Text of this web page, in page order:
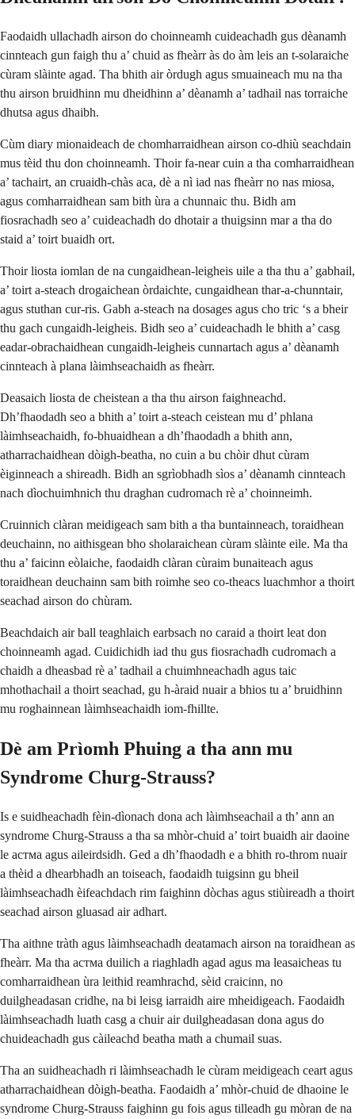
Faodaidh ullachadh airson do choinneamh cuideachadh gus dèanamh
cinnteach gun faigh thu a’ chuid as fheàrr às do àm leis an t-solaraiche
cùram slàinte agad. Tha bhith air òrdugh agus smuaineach mu na tha
thu airson bruidhinn mu dheidhinn a’ dèanamh a’ tadhail nas torraiche
dhutsa agus dhaibh.
Cùm diary mionaideach de chomharraidhean airson co-dhiù seachdain
mus tèid thu don choinneamh. Thoir fa-near cuin a tha comharraidhean
a’ tachairt, an cruaidh-chàs aca, dè a nì iad nas fheàrr no nas miosa,
agus comharraidhean sam bith ùra a chunnaic thu. Bidh am
fiosrachadh seo a’ cuideachadh do dhotair a thuigsinn mar a tha do
staid a’ toirt buaidh ort.
Thoir liosta iomlan de na cungaidhean-leigheis uile a tha thu a’ gabhail,
a’ toirt a-steach drogaichean òrdaichte, cungaidhean thar-a-chunntair,
agus stuthan cur-ris. Gabh a-steach na dosages agus cho tric ‘s a bheir
thu gach cungaidh-leigheis. Bidh seo a’ cuideachadh le bhith a’ casg
eadar-obrachaidhean cungaidh-leigheis cunnartach agus a’ dèanamh
cinnteach à plana làimhseachaidh as fheàrr.
Deasaich liosta de cheistean a tha thu airson faighneachd.
Dh’fhaodadh seo a bhith a’ toirt a-steach ceistean mu d’ phlana
làimhseachaidh, fo-bhuaidhean a dh’fhaodadh a bhith ann,
atharrachaidhean dòigh-beatha, no cuin a bu chòir dhut cùram
èiginneach a shireadh. Bidh an sgrìobhadh sìos a’ dèanamh cinnteach
nach dìochuimhnich thu draghan cudromach rè a’ choinneimh.
Cruinnich clàran meidigeach sam bith a tha buntainneach, toraidhean
deuchainn, no aithisgean bho sholaraichean cùram slàinte eile. Ma tha
thu a’ faicinn eòlaiche, faodaidh clàran cùraim bunaiteach agus
toraidhean deuchainn sam bith roimhe seo co-theacs luachmhor a thoirt
seachad airson do chùram.
Beachdaich air ball teaghlaich earbsach no caraid a thoirt leat don
choinneamh agad. Cuidichidh iad thu gus fiosrachadh cudromach a
chaidh a dheasbad rè a’ tadhail a chuimhneachadh agus taic
mhothachail a thoirt seachad, gu h-àraid nuair a bhios tu a’ bruidhinn
mu roghainnean làimhseachaidh iom-fhillte.
Dè am Prìomh Phuing a tha ann mu
Syndrome Churg-Strauss?
Is e suidheachadh fèin-dìonach dona ach làimhseachail a th’ ann an
syndrome Churg-Strauss a tha sa mhòr-chuid a’ toirt buaidh air daoine
le aстма agus aileirdsidh. Ged a dh’fhaodadh e a bhith ro-throm nuair
a thèid a dhearbhadh an toiseach, faodaidh tuigsinn gu bheil
làimhseachadh èifeachdach rim faighinn dòchas agus stiùireadh a thoirt
seachad airson gluasad air adhart.
Tha aithne tràth agus làimhseachadh deatamach airson na toraidhean as
fheàrr. Ma tha aстма duilich a riaghladh agad agus ma leasaicheas tu
comharraidhean ùra leithid reamhrachd, sèid craicinn, no
duilgheadasan cridhe, na bi leisg iarraidh aire mheidigeach. Faodaidh
làimhseachadh luath casg a chuir air duilgheadasan dona agus do
chuideachadh gus càileachd beatha math a chumail suas.
Tha an suidheachadh ri làimhseachadh le cùram meidigeach ceart agus
atharrachaidhean dòigh-beatha. Faodaidh a’ mhòr-chuid de dhaoine le
syndrome Churg-Strauss faighinn gu fois agus tilleadh gu mòran de na